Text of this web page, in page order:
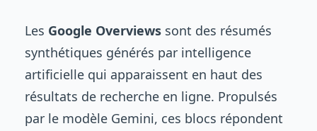
Les Google Overviews sont des résumés
synthétiques générés par intelligence
artificielle qui apparaissent en haut des
résultats de recherche en ligne. Propulsés
par le modèle Gemini, ces blocs répondent